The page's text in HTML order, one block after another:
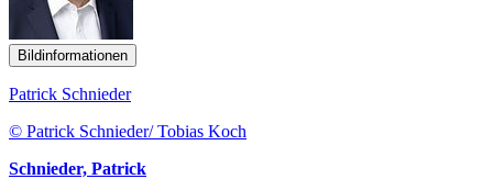
Bildinformationen
Patrick Schnieder
© Patrick Schnieder/ Tobias Koch
Schnieder, Patrick